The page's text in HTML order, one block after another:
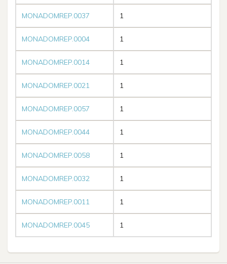
MONADOMREP.0037 1
MONADOMREP.0004 1
MONADOMREP.0014 1
MONADOMREP.0021 1
MONADOMREP.0057 1
MONADOMREP.0044 1
MONADOMREP.0058 1
MONADOMREP.0032 1
MONADOMREP.0011 1
MONADOMREP.0045 1